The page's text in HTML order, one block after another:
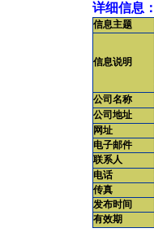
详细信息：
信息主题
信息说明
公司名称
公司地址
网址
电子邮件
联系人
电话
传真
发布时间
有效期